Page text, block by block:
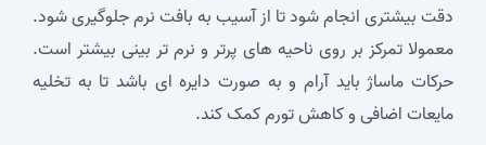
دقت بیشتری انجام شود تا از آسیب به بافت نرم جلوگیری شود.
معمولا تمرکز بر روی ناحیه‌ های پرتر و نرم‌ تر بینی بیشتر است.
حرکات ماساژ باید آرام و به صورت دایره‌ ای باشد تا به تخلیه
مایعات اضافی و کاهش تورم کمک کند.